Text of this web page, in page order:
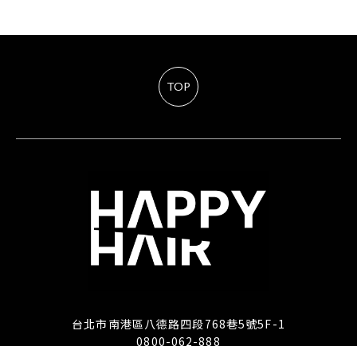
TOP
台北市南港區八德路四段768巷5號5F-1
0800-062-888